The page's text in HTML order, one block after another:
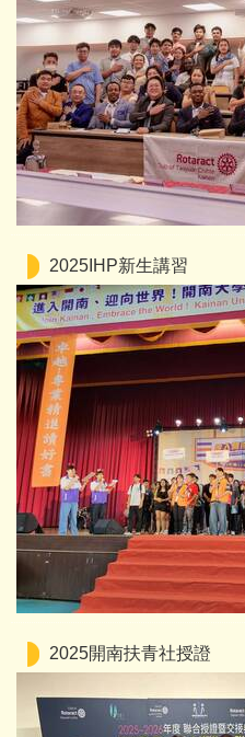
2025IHP新生講習
2025開南扶青社授證